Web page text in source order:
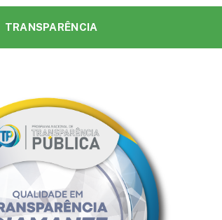
TRANSPARÊNCIA